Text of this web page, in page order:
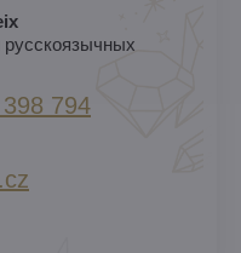
794​